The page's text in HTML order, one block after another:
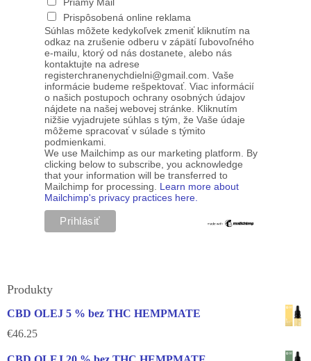
Prispôsobená online reklama
Súhlas môžete kedykoľvek zmeniť kliknutím na
odkaz na zrušenie odberu v zápätí ľubovoľného
e-mailu, ktorý od nás dostanete, alebo nás
kontaktujte na adrese
registerchranenychdielni@gmail.com. Vaše
informácie budeme rešpektovať. Viac informácií
o našich postupoch ochrany osobných údajov
nájdete na našej webovej stránke. Kliknutím
nižšie vyjadrujete súhlas s tým, že Vaše údaje
môžeme spracovať v súlade s týmito
podmienkami.
We use Mailchimp as our marketing platform. By
clicking below to subscribe, you acknowledge
that your information will be transferred to
Mailchimp for processing. Learn more about
Mailchimp's privacy practices here.
Produkty
CBD OLEJ 5 % bez THC HEMPMATE
€46.25